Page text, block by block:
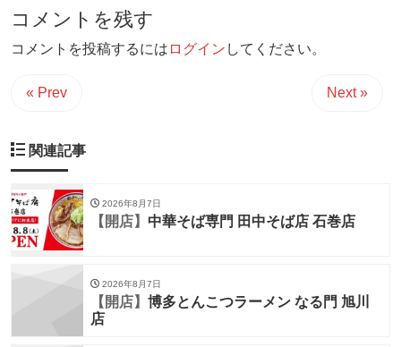
コメントを残す
コメントを投稿するには ログイン してください。
« Prev Next »
関連記事
2026年8月7日
【開店】 中華そば専門 田中そば店 石巻店
2026年8月7日
【開店】 博多とんこつラーメン なる門 旭川
店